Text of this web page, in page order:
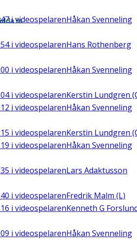
i videospelarenHåkan Svenneling
i videospelarenHans Rothenberg
i videospelarenHåkan Svenneling
i videospelarenKerstin Lundgren
i videospelarenHåkan Svenneling
i videospelarenKerstin Lundgren
i videospelarenHåkan Svenneling
i videospelarenLars Adaktusson
i videospelarenFredrik Malm (L)
i videospelarenKenneth G
i videospelarenHåkan Svenneling
in